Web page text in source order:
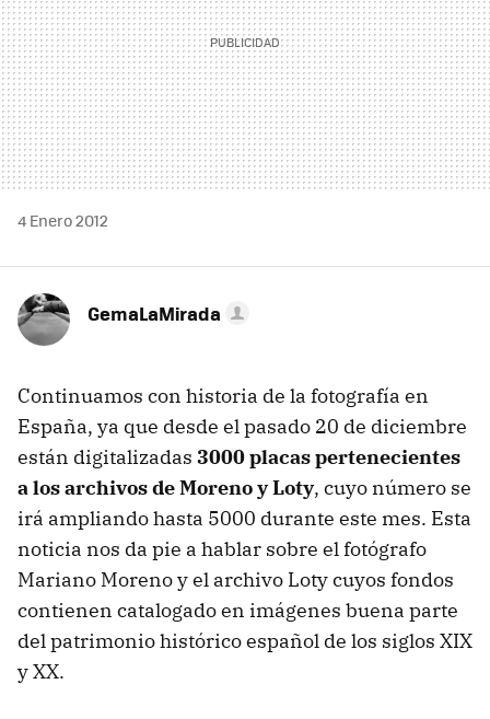
4 Enero 2012
GemaLaMirada
Continuamos con historia de la fotografía en
España, ya que desde el pasado 20 de diciembre
están digitalizadas 3000 placas pertenecientes
a los archivos de Moreno y Loty, cuyo número se
irá ampliando hasta 5000 durante este mes. Esta
noticia nos da pie a hablar sobre el fotógrafo
Mariano Moreno y el archivo Loty cuyos fondos
contienen catalogado en imágenes buena parte
del patrimonio histórico español de los siglos XIX
y XX.